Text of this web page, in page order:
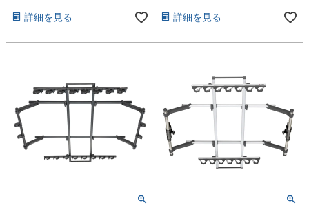
詳細を見る 詳細を見る